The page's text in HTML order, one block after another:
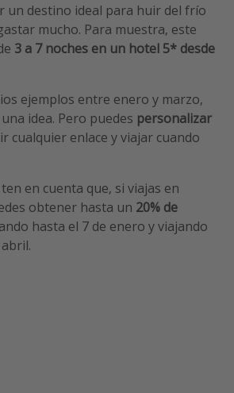
un destino ideal para huir del frío
mucho. Para muestra, este
3 a 7 noches en un hotel 5* desde
ejemplos entre enero y marzo,
idea. Pero puedes personalizar
cualquier enlace y viajar cuando
en cuenta que, si viajas en
obtener hasta un 20% de
hasta el 7 de enero y viajando